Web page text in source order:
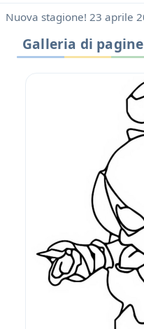
Nuova stagione! 23 aprile
Galleria di